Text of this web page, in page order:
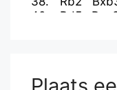
40. Bd5